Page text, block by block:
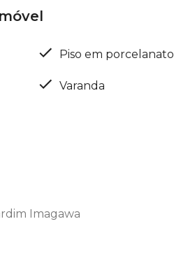
Piso em porcelanato
Varanda
Imagawa